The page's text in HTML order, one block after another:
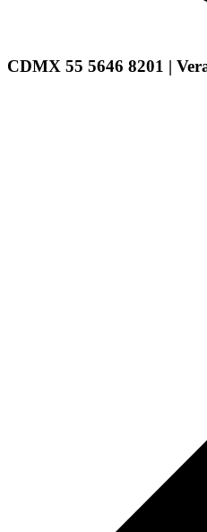
CDMX 55 5646 8201 |